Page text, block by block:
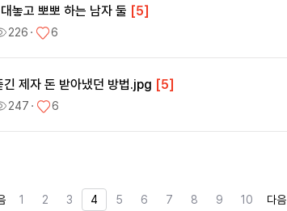
놓고 뽀뽀 하는 남자 둘 [5]
226ㆍ 6
긴 제자 돈 받아냈던 방법.jpg [5]
247ㆍ 6
1 2 3 4 5 6 7 8 9 10 다음